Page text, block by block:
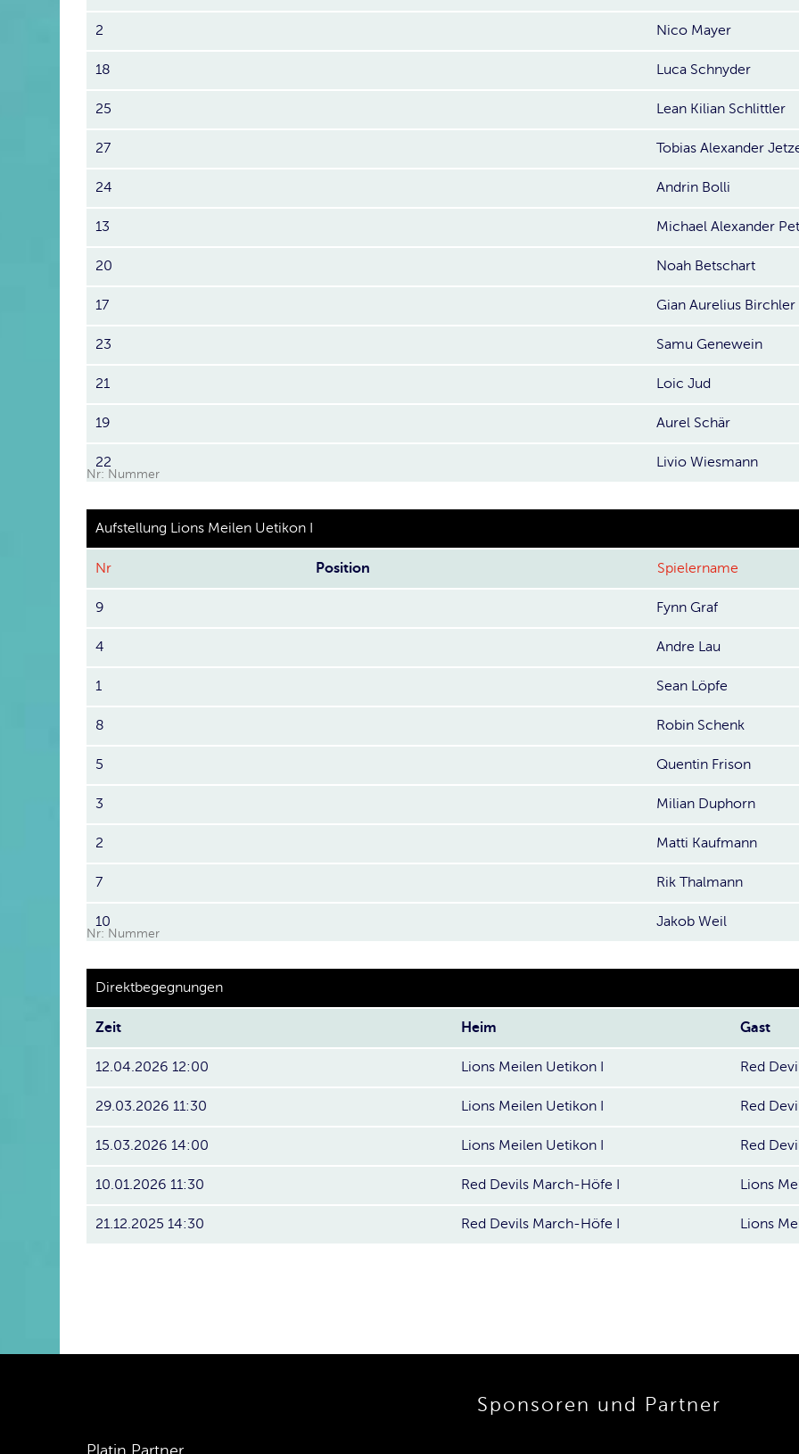
2 Nico Mayer
18 Luca Schnyder
25 Lean Kilian Schlittler
27 Tobias Alexander
24 Andrin Bolli
13 Michael Alexander
20 Noah Betschart
17 Gian Aurelius Birchler
23 Samu Genewein
21 Loic Jud
19 Aurel Schär
22 Livio Wiesmann
Nr: Nummer
Aufstellung Lions Meilen Uetikon I
Nr Position Spielername
9 Fynn Graf
4 Andre Lau
1 Sean Löpfe
8 Robin Schenk
5 Quentin Frison
3 Milian Duphorn
2 Matti Kaufmann
7 Rik Thalmann
10 Jakob Weil
Nr: Nummer
Direktbegegnungen
Zeit Heim Gast
12.04.2026 12:00 Lions Meilen Uetikon I Red
29.03.2026 11:30 Lions Meilen Uetikon I Red
15.03.2026 14:00 Lions Meilen Uetikon I Red
10.01.2026 11:30 Red Devils March-Höfe I Lions
21.12.2025 14:30 Red Devils March-Höfe I Lions
Sponsoren und Partner
Platin Partner